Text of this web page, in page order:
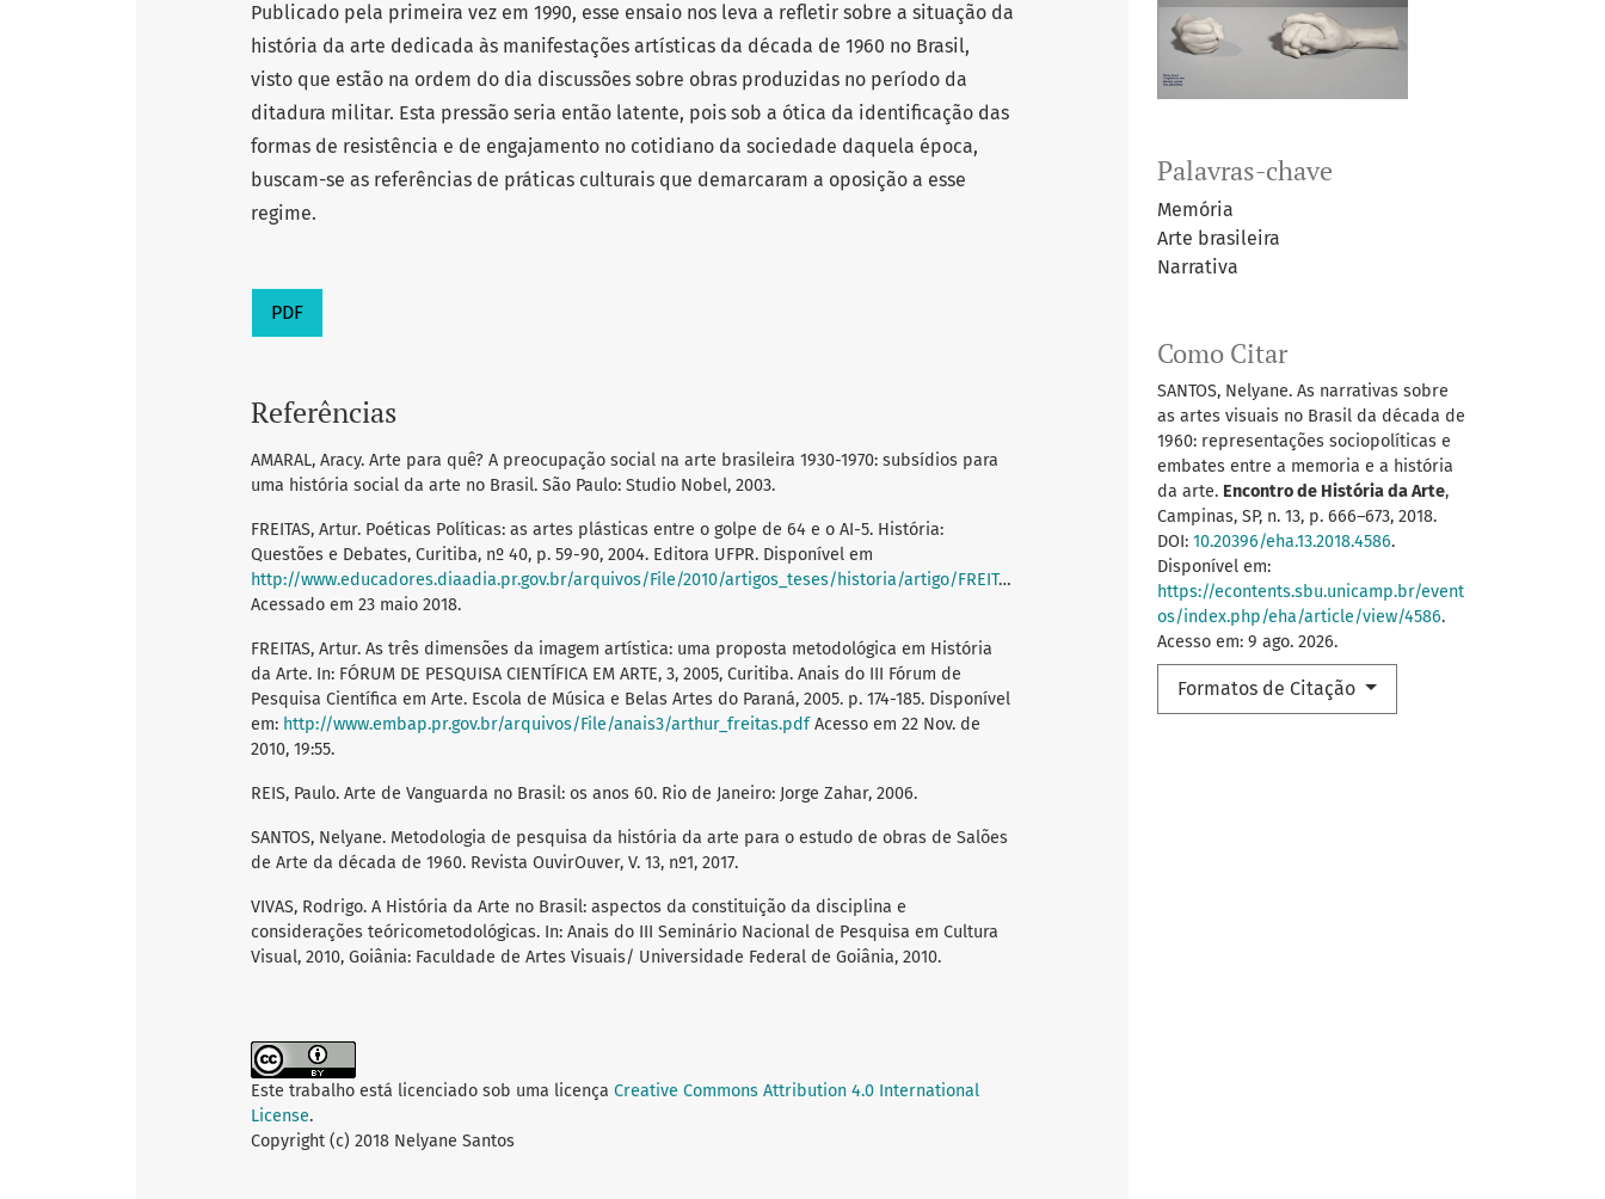
Palavras-chave
Memória
Arte brasileira
Narrativa
Como Citar
SANTOS, Nelyane. As narrativas sobre
as artes visuais no Brasil da década de
1960: representações sociopolíticas e
embates entre a memoria e a história
da arte. Encontro de História da Arte,
Campinas, SP, n. 13, p. 666–673, 2018.
DOI: 10.20396/eha.13.2018.4586.
Disponível em:
https://econtents.sbu.unicamp.br/event
os/index.php/eha/article/view/4586.
Acesso em: 9 ago. 2026.
Formatos de Citação
Publicado pela primeira vez em 1990, esse ensaio nos leva a refletir sobre a situação da
história da arte dedicada às manifestações artísticas da década de 1960 no Brasil,
visto que estão na ordem do dia discussões sobre obras produzidas no período da
ditadura militar. Esta pressão seria então latente, pois sob a ótica da identificação das
formas de resistência e de engajamento no cotidiano da sociedade daquela época,
buscam-se as referências de práticas culturais que demarcaram a oposição a esse
regime.
PDF
Referências
AMARAL, Aracy. Arte para quê? A preocupação social na arte brasileira 1930-1970: subsídios para
uma história social da arte no Brasil. São Paulo: Studio Nobel, 2003.
FREITAS, Artur. Poéticas Políticas: as artes plásticas entre o golpe de 64 e o AI-5. História:
Questões e Debates, Curitiba, nº 40, p. 59-90, 2004. Editora UFPR. Disponível em
http://www.educadores.diaadia.pr.gov.br/arquivos/File/2010/artigos_teses/historia/artigo/FREITAS.golpe.pdf
Acessado em 23 maio 2018.
FREITAS, Artur. As três dimensões da imagem artística: uma proposta metodológica em História
da Arte. In: FÓRUM DE PESQUISA CIENTÍFICA EM ARTE, 3, 2005, Curitiba. Anais do III Fórum de
Pesquisa Científica em Arte. Escola de Música e Belas Artes do Paraná, 2005. p. 174-185. Disponível
em: http://www.embap.pr.gov.br/arquivos/File/anais3/arthur_freitas.pdfAcesso em 22 Nov. de
2010, 19:55.
REIS, Paulo. Arte de Vanguarda no Brasil: os anos 60. Rio de Janeiro: Jorge Zahar, 2006.
SANTOS, Nelyane. Metodologia de pesquisa da história da arte para o estudo de obras de Salões
de Arte da década de 1960. Revista OuvirOuver, V. 13, nº1, 2017.
VIVAS, Rodrigo. A História da Arte no Brasil: aspectos da constituição da disciplina e
considerações teóricometodológicas. In: Anais do III Seminário Nacional de Pesquisa em Cultura
Visual, 2010, Goiânia: Faculdade de Artes Visuais/ Universidade Federal de Goiânia, 2010.
Este trabalho está licenciado sob uma licença Creative Commons Attribution 4.0 International
License.
Copyright (c) 2018 Nelyane Santos